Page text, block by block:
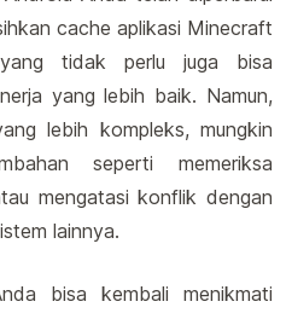
cache aplikasi Minecraft
tidak perlu juga bisa
yang lebih baik. Namun,
lebih kompleks, mungkin
seperti memeriksa
mengatasi konflik dengan
lainnya.
bisa kembali menikmati